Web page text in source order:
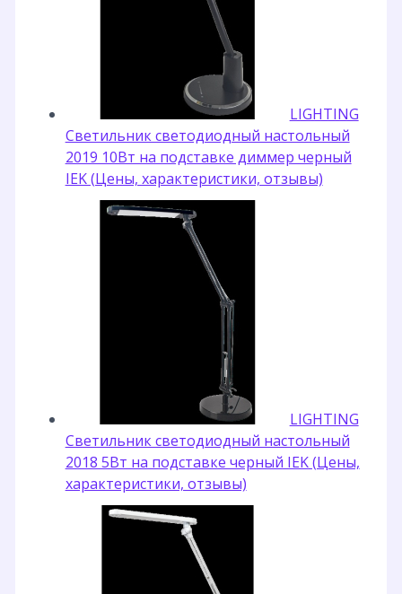
LIGHTING
Светильник светодиодный настольный
2019 10Вт на подставке диммер черный
IEK (Цены, характеристики, отзывы)
LIGHTING
Светильник светодиодный настольный
2018 5Вт на подставке черный IEK (Цены,
характеристики, отзывы)